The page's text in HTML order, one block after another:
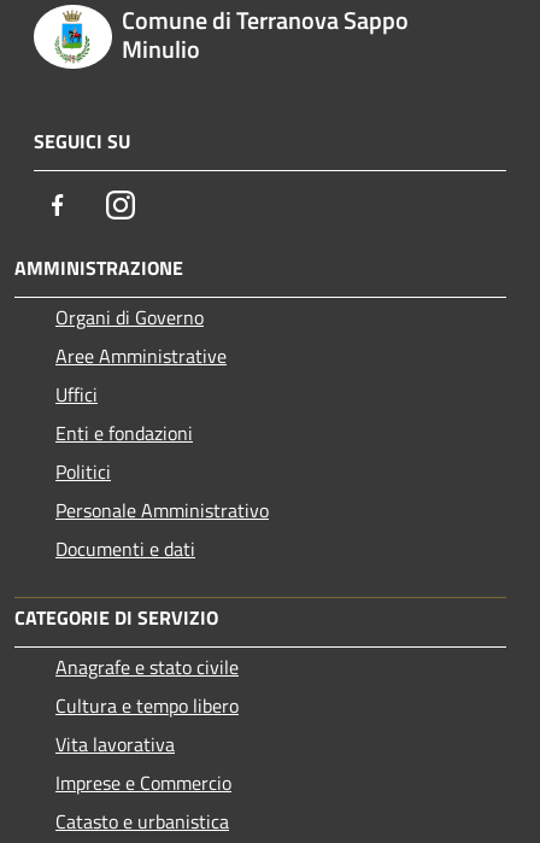
Comune di Terranova Sappo
Minulio
SEGUICI SU
FacebookInstagram
AMMINISTRAZIONE
Organi di Governo
Aree Amministrative
Uffici
Enti e fondazioni
Politici
Personale Amministrativo
Documenti e dati
CATEGORIE DI SERVIZIO
Anagrafe e stato civile
Cultura e tempo libero
Vita lavorativa
Imprese e Commercio
Catasto e urbanistica